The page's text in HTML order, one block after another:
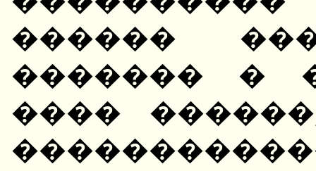
������
������� �
����